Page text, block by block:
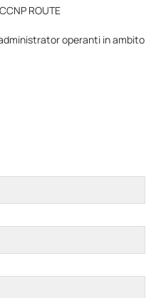
ROUTE
operanti in ambito